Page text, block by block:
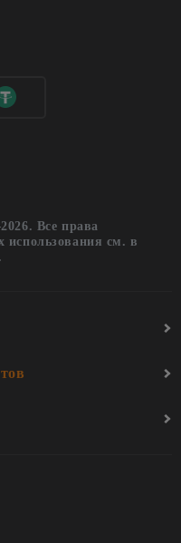
Все права
использования см. в